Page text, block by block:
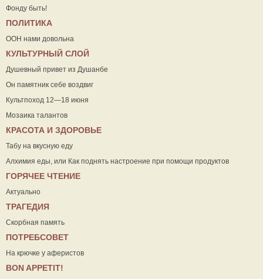
Фонду быть!
ПОЛИТИКА
ООН нами довольна
КУЛЬТУРНЫЙ СЛОЙ
Душевный привет из Душанбе
Он памятник себе воздвиг
Культпоход 12—18 июня
Мозаика талантов
КРАСОТА И ЗДОРОВЬЕ
Табу на вкусную еду
Алхимия еды, или Как поднять настроение при помощи продуктов
ГОРЯЧЕЕ ЧТЕНИЕ
Актуально
ТРАГЕДИЯ
Скорбная память
ПОТРЕБСОВЕТ
На крючке у аферистов
ВON APPETIT!